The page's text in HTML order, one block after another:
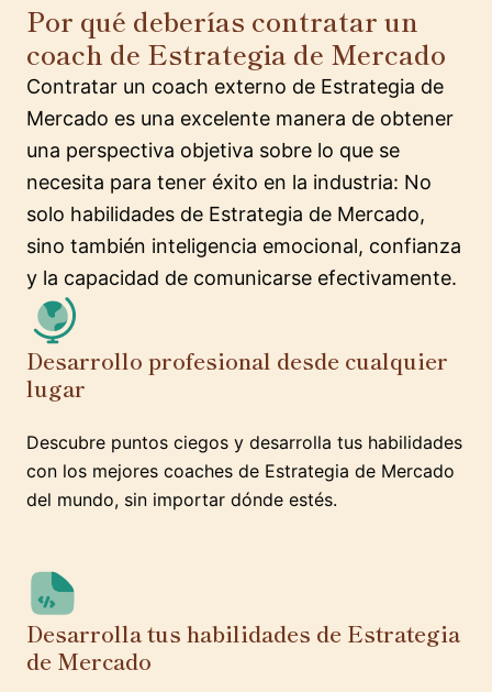
Por qué deberías contratar un
coach de Estrategia de Mercado
Contratar un coach externo de Estrategia de
Mercado es una excelente manera de obtener
una perspectiva objetiva sobre lo que se
necesita para tener éxito en la industria: No
solo habilidades de Estrategia de Mercado,
sino también inteligencia emocional, confianza
y la capacidad de comunicarse efectivamente.
Desarrollo profesional desde cualquier
lugar
Descubre puntos ciegos y desarrolla tus habilidades
con los mejores coaches de Estrategia de Mercado
del mundo, sin importar dónde estés.
Desarrolla tus habilidades de Estrategia
de Mercado